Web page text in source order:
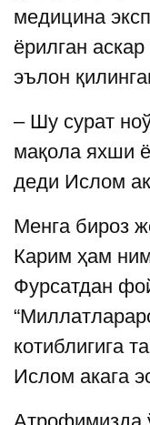
медицина
ёрилган
эълон
– Шу сурат
мақола яхши
деди Ислом
Менга бироз
Карим ҳам
Фурсатдан
котиблигига
Ислом акага